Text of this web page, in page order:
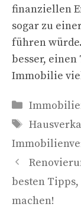
finanziellen
sogar zu
führen
besser,
Immobilie
besten
machen!